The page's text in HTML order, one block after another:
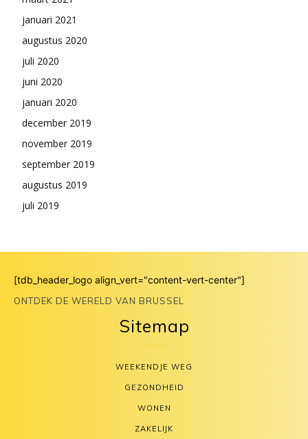
januari 2021
augustus 2020
juli 2020
juni 2020
januari 2020
december 2019
november 2019
september 2019
augustus 2019
juli 2019
[tdb_header_logo align_vert="content-vert-center"]
ONTDEK DE WERELD VAN BRUSSEL
Sitemap
WEEKENDJE WEG
GEZONDHEID
WONEN
ZAKELIJK